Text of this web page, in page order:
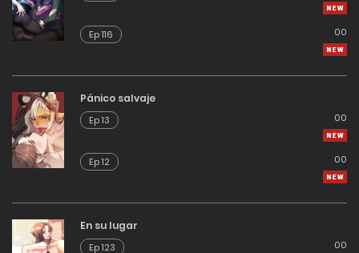
Ep 116 00
Pánico salvaje
Ep 13 00
Ep 12 00
En su lugar
Ep 123 00